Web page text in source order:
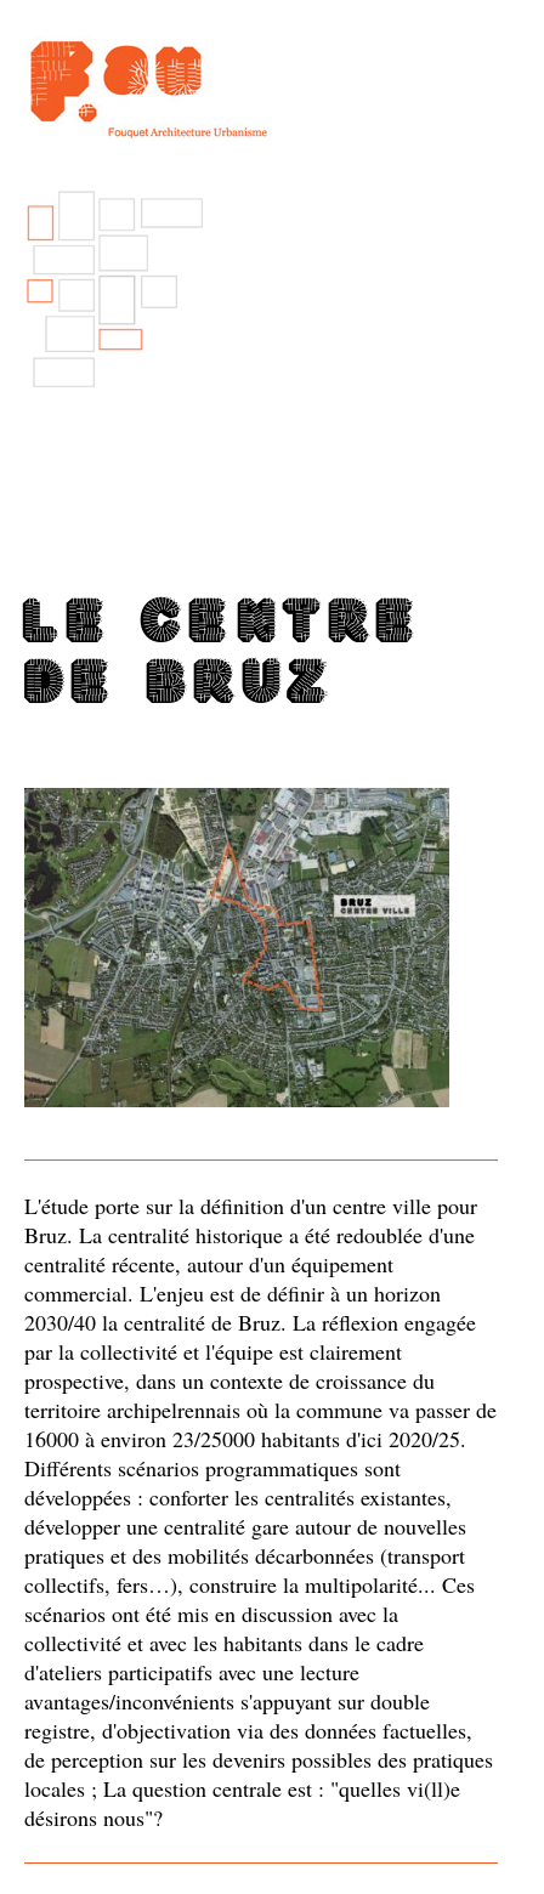
LE CENTRE
DE BRUZ
L'étude porte sur la définition d'un centre ville pour
Bruz. La centralité historique a été redoublée d'une
centralité récente, autour d'un équipement
commercial. L'enjeu est de définir à un horizon
2030/40 la centralité de Bruz. La réflexion engagée
par la collectivité et l'équipe est clairement
prospective, dans un contexte de croissance du
territoire archipelrennais où la commune va passer de
16000 à environ 23/25000 habitants d'ici 2020/25.
Différents scénarios programmatiques sont
développées : conforter les centralités existantes,
développer une centralité gare autour de nouvelles
pratiques et des mobilités décarbonnées (transport
collectifs, fers…), construire la multipolarité... Ces
scénarios ont été mis en discussion avec la
collectivité et avec les habitants dans le cadre
d'ateliers participatifs avec une lecture
avantages/inconvénients s'appuyant sur double
registre, d'objectivation via des données factuelles,
de perception sur les devenirs possibles des pratiques
locales ; La question centrale est : "quelles vi(ll)e
désirons nous"?